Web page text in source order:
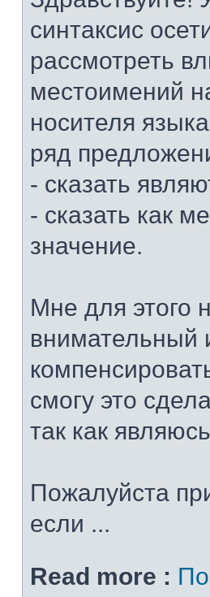
синтаксис
рассмотреть
местоимений
носителя
ряд
- сказать
- сказать как
значение.
Мне для этого
внимательный
смогу это
так как
Пожалуйста
если ...
Read more :